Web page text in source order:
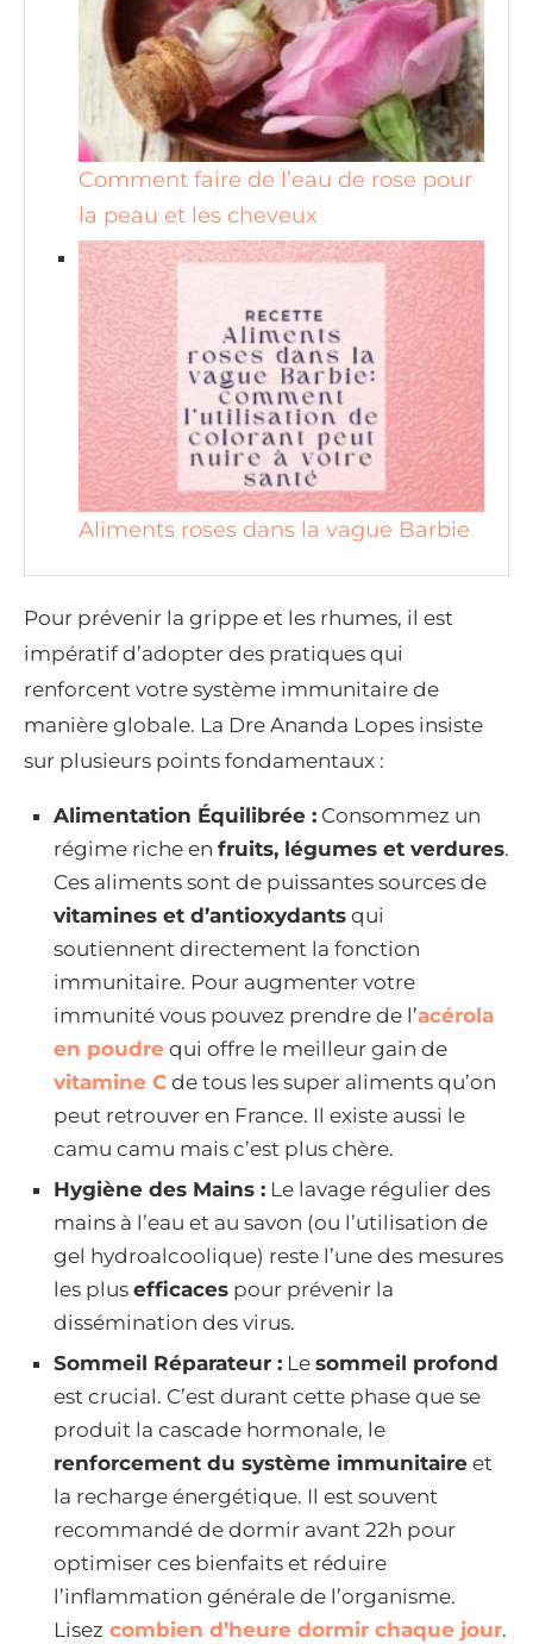
Comment faire de l’eau de rose pour
la peau et les cheveux
Aliments roses dans la vague Barbie
Pour prévenir la grippe et les rhumes, il est
impératif d’adopter des pratiques qui
renforcent votre système immunitaire de
manière globale. La Dre Ananda Lopes insiste
sur plusieurs points fondamentaux :
Alimentation Équilibrée : Consommez un
régime riche en fruits, légumes et verdures.
Ces aliments sont de puissantes sources de
vitamines et d’antioxydants qui
soutiennent directement la fonction
immunitaire. Pour augmenter votre
immunité vous pouvez prendre de l’acérola
en poudre qui offre le meilleur gain de
vitamine C de tous les super aliments qu’on
peut retrouver en France. Il existe aussi le
camu camu mais c’est plus chère.
Hygiène des Mains : Le lavage régulier des
mains à l’eau et au savon (ou l’utilisation de
gel hydroalcoolique) reste l’une des mesures
les plus efficaces pour prévenir la
dissémination des virus.
Sommeil Réparateur : Le sommeil profond
est crucial. C’est durant cette phase que se
produit la cascade hormonale, le
renforcement du système immunitaire et
la recharge énergétique. Il est souvent
recommandé de dormir avant 22h pour
optimiser ces bienfaits et réduire
l’inflammation générale de l’organisme.
Lisez combien d’heure dormir chaque jour.